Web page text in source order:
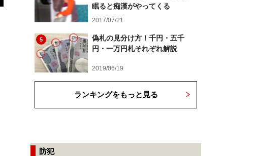
眠ると痴漢がやってくる
2017/07/21
5
偽札の見分け方！千円・五千
円・一万円札それぞれ解説
2019/06/19
ランキングをもっと見る
防犯